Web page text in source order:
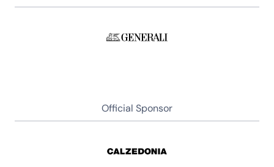
Official Sponsor